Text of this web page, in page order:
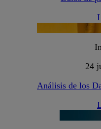
24
Análisis de los